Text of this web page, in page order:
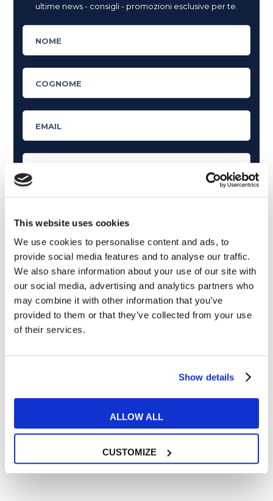
This website uses cookies
We use cookies to personalise content and ads, to
provide social media features and to analyse our traffic.
We also share information about your use of our site with
our social media, advertising and analytics partners who
may combine it with other information that you’ve
provided to them or that they’ve collected from your use
of their services.
Show details
ALLOW ALL
CUSTOMIZE
ultime news - consigli - promozioni esclusive per te.
Cosa ti piace leggere?
Articoli dedicati alla grammatica inglese
Articoli dedicati a inglese nel mondo del lavoro
Articoli con tips e new sulla lingua inglese
Articoli divertenti su film e musica
In quanto di età superiore ai 16 anni, dichiaro di acconsentire
all’informativa privacy.
Desidero ricevere comunicazioni commerciali e promozionali
RICHIEDI INFORMAZIONI